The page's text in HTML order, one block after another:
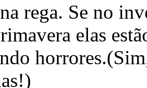
rega. Se no
elas